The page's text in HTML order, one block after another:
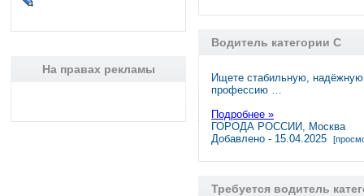
На правах рекламы
Водитель категории C
Ищете стабильную,
профессию …
Подробнее »
ГОРОДА РОССИИ, Москва
Добавлено - 15.04.2025
Требуется водитель